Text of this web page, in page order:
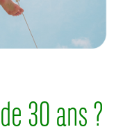
30 ans ?